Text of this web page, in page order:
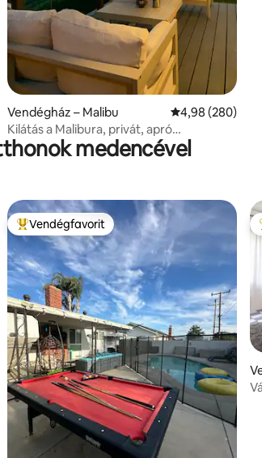
Vendégház – Malibu Átlagos
4,98 (280)
Kilátás a Malibura, privát, apró
vendégház medencével
5/4,99, 270 vélemény
Kiemelt vendégfavorit
Vendégfavorit